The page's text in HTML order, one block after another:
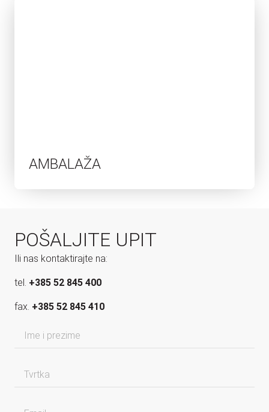
AMBALAŽA
POŠALJITE UPIT
Ili nas kontaktirajte na:
tel. +385 52 845 400
fax. +385 52 845 410